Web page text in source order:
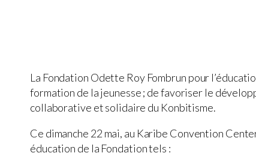
La Fondation Odette Roy Fombrun pour
formation de la jeunesse ; de favoriser le
collaborative et solidaire du Konbitisme.
Ce dimanche 22 mai, au Karibe Convention
éducation de la Fondation tels :